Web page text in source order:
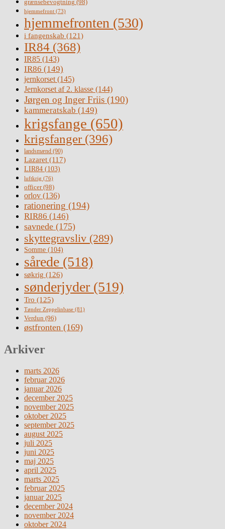
grænsebevogtning (98)
hjemmefront (73)
hjemmefronten (530)
i fangenskab (121)
IR84 (368)
IR85 (143)
IR86 (149)
jernkorset(145)
Jernkorset af 2. klasse (144)
Jørgen og Inger Friis (190)
kammeratskab (149)
krigsfange (650)
krigsfanger (396)
landsmænd (90)
Lazaret (117)
LIR84 (103)
luftkrig (76)
officer(98)
orlov (136)
rationering (194)
RIR86 (146)
savnede (175)
skyttegravsliv (289)
Somme (104)
sårede (518)
søkrig (126)
sønderjyder (519)
Tro (125)
Tønder Zeppelinbase (81)
Verdun (96)
østfronten (169)
Arkiver
marts 2026
februar 2026
januar 2026
december 2025
november 2025
oktober 2025
september 2025
august 2025
juli 2025
juni 2025
maj 2025
april 2025
marts 2025
februar 2025
januar 2025
december 2024
november 2024
oktober 2024